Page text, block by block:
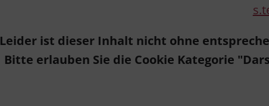
Leider ist dieser Inhalt nicht ohne
Bitte erlauben Sie die Cookie Kategorie